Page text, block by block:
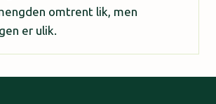
omtrent lik, men
er ulik.